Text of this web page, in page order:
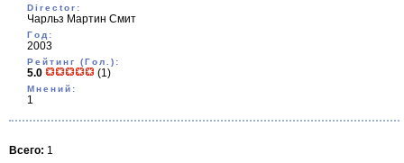
Director:
Чарльз Мартин Смит
Год:
2003
Рейтинг (Гол.):
5.0 (1)
Мнений:
1
Всего: 1